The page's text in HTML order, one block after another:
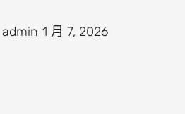
admin 1 月 7, 2026